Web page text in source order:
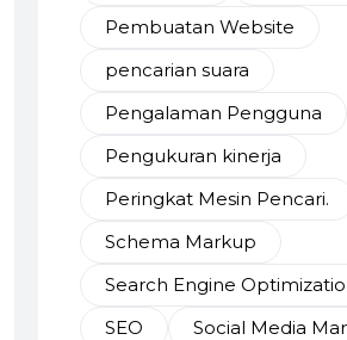
Pembuatan Website
pencarian suara
Pengalaman Pengguna
Pengukuran kinerja
Peringkat Mesin Pencari.
Schema Markup
Search Engine
SEO
Social Media